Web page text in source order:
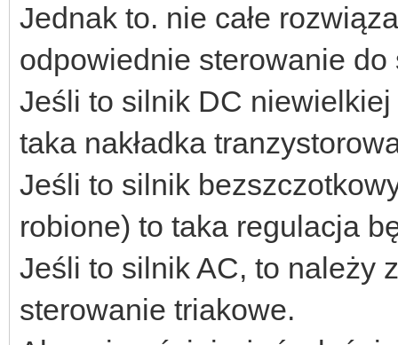
Jednak to. nie całe
odpowiednie sterowanie do
Jeśli to silnik DC
taka nakładka
Jeśli to silnik
robione) to taka regulacja
Jeśli to silnik AC, to należy
sterowanie triakowe.